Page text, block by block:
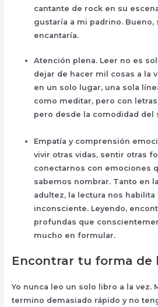
cantante de rock en su
gustaría a mi padrino. Bueno,
encantaría.
Atención plena. Leer no es
dejar de hacer mil cosas a la
en un solo lugar, una sola
como meditar, pero con
pero desde la comodidad del
Empatía y comprensión
vivir otras vidas, sentir otras
conectarnos con emociones
sabemos nombrar. Tanto en
adultez, la lectura nos habilita
inconsciente. Leyendo,
profundas que
mucho en formular.
Encontrar tu forma de
Yo nunca leo un solo libro a la vez.
termino demasiado rápido y no